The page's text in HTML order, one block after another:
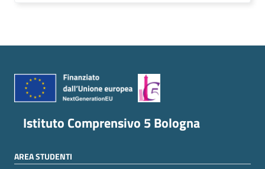
Istituto Comprensivo 5 Bologna
AREA STUDENTI